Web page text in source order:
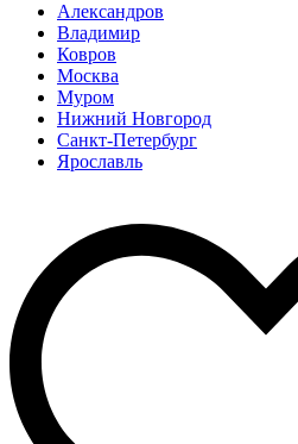
Александров
Владимир
Ковров
Москва
Муром
Нижний Новгород
Санкт-Петербург
Ярославль